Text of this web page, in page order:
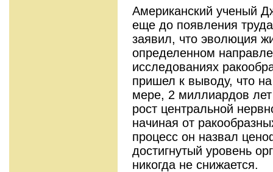
Американский ученый
еще до появления
заявил, что эволюция
определенном
исследованиях
пришел к выводу, что
мере, 2 миллиардов
рост центральной
начиная от
процесс он назвал
достигнутый уровень
никогда не снижается.